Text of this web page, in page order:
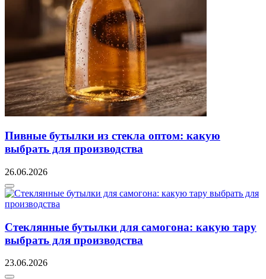
Пивные бутылки из стекла оптом: какую
выбрать для производства
26.06.2026
Стеклянные бутылки для самогона: какую тару
выбрать для производства
23.06.2026